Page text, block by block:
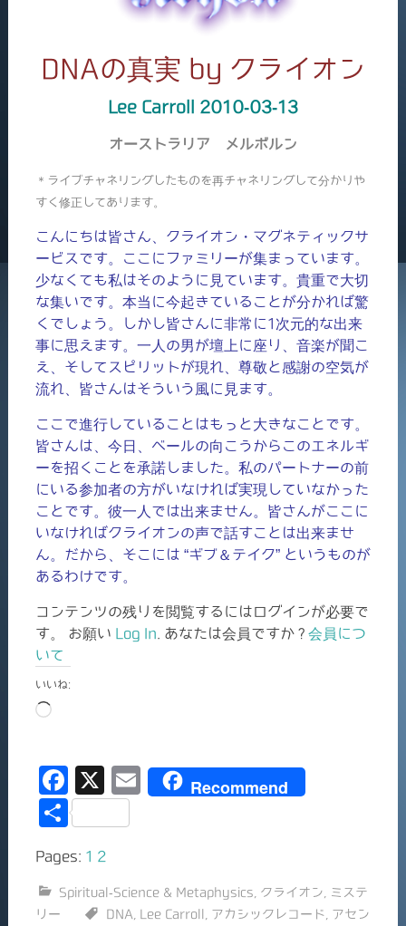
DNAの真実 by クライオン
Lee Carroll 2010-03-13
オーストラリア メルボルン
＊ライブチャネリングしたものを再チャネリングして分かりや
すく修正してあります。
こんにちは皆さん、クライオン・マグネティックサ
ービスです。ここにファミリーが集まっています。
少なくても私はそのように見ています。貴重で大切
な集いです。本当に今起きていることが分かれば驚
くでしょう。しかし皆さんに非常に1次元的な出来
事に思えます。一人の男が壇上に座り、音楽が聞こ
え、そしてスピリットが現れ、尊敬と感謝の空気が
流れ、皆さんはそういう風に見ます。
ここで進行していることはもっと大きなことです。
皆さんは、今日、ベールの向こうからこのエネルギ
ーを招くことを承諾しました。私のパートナーの前
にいる参加者の方がいなければ実現していなかった
ことです。彼一人では出来ません。皆さんがここに
いなければクライオンの声で話すことは出来ませ
ん。だから、そこには “ギブ＆テイク” というものが
あるわけです。
コンテンツの残りを閲覧するにはログインが必要で
す。 お願い Log In . あなたは会員ですか ? 会員につ
いて
いいね:
読
み
中…
F
a
e
b
X
E
Recommend
共
Pages: 1 2
Spiritual-Science & Metaphysics クライオン
ミステ
リー
DNA Lee Carroll アカシックレコード アセン